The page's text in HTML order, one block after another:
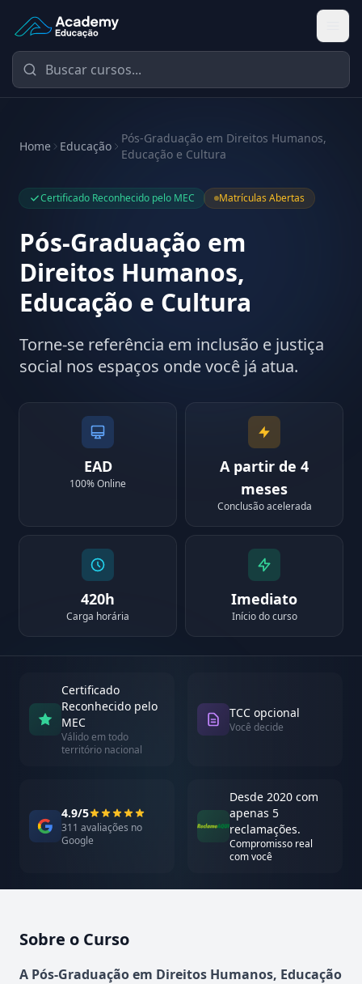
Academy Educação — Página Inicial
Home Educação
Pós-Graduação em Direitos Humanos,
Educação e Cultura
Certificado Reconhecido pelo MEC Matrículas Abertas
Pós-Graduação em
Direitos Humanos,
Educação e Cultura
Torne-se referência em inclusão e justiça
social nos espaços onde você já atua.
EAD
100% Online
A partir de 4
meses
Conclusão acelerada
420h
Carga horária
Imediato
Início do curso
Certificado
Reconhecido pelo
MEC
Válido em todo
território nacional
TCC opcional
Você decide
4.9/5
311 avaliações no
Google
Desde 2020 com
apenas 5
reclamações.
Compromisso real
com você
Sobre o Curso
Atualizado em abril de 2026
A Pós-Graduação em Direitos Humanos, Educação